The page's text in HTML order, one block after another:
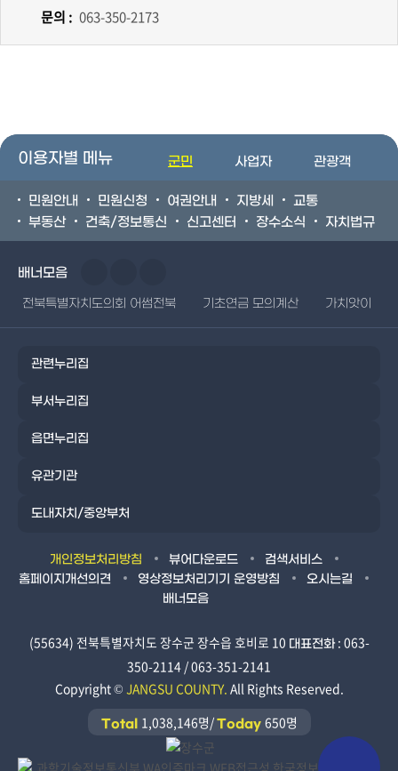
문의 : 063-350-2173
이용자별 메뉴 군민 사업자 관광객
민원안내 민원신청 여권안내 지방세
교통
부동산
건축/정보통신 신고센터 장수소식 자치법규
배너모음
전북특별자치도의회 어썸전북 기초연금 모의계산 가치앗이
관련누리집
부서누리집
읍면누리집
유관기관
도내자치/중앙부처
개인정보처리방침 뷰어다운로드
검색서비스
홈페이지개선의견
영상정보처리기기 운영방침
오시는길
배너모음
(55634) 전북특별자치도 장수군 장수읍 호비로 10 대표전화: 063-
350-2114 / 063-351-2141
Copyright © JANGSU COUNTY. All Rights Reserved.
Total 1,038,146명/Today 650명